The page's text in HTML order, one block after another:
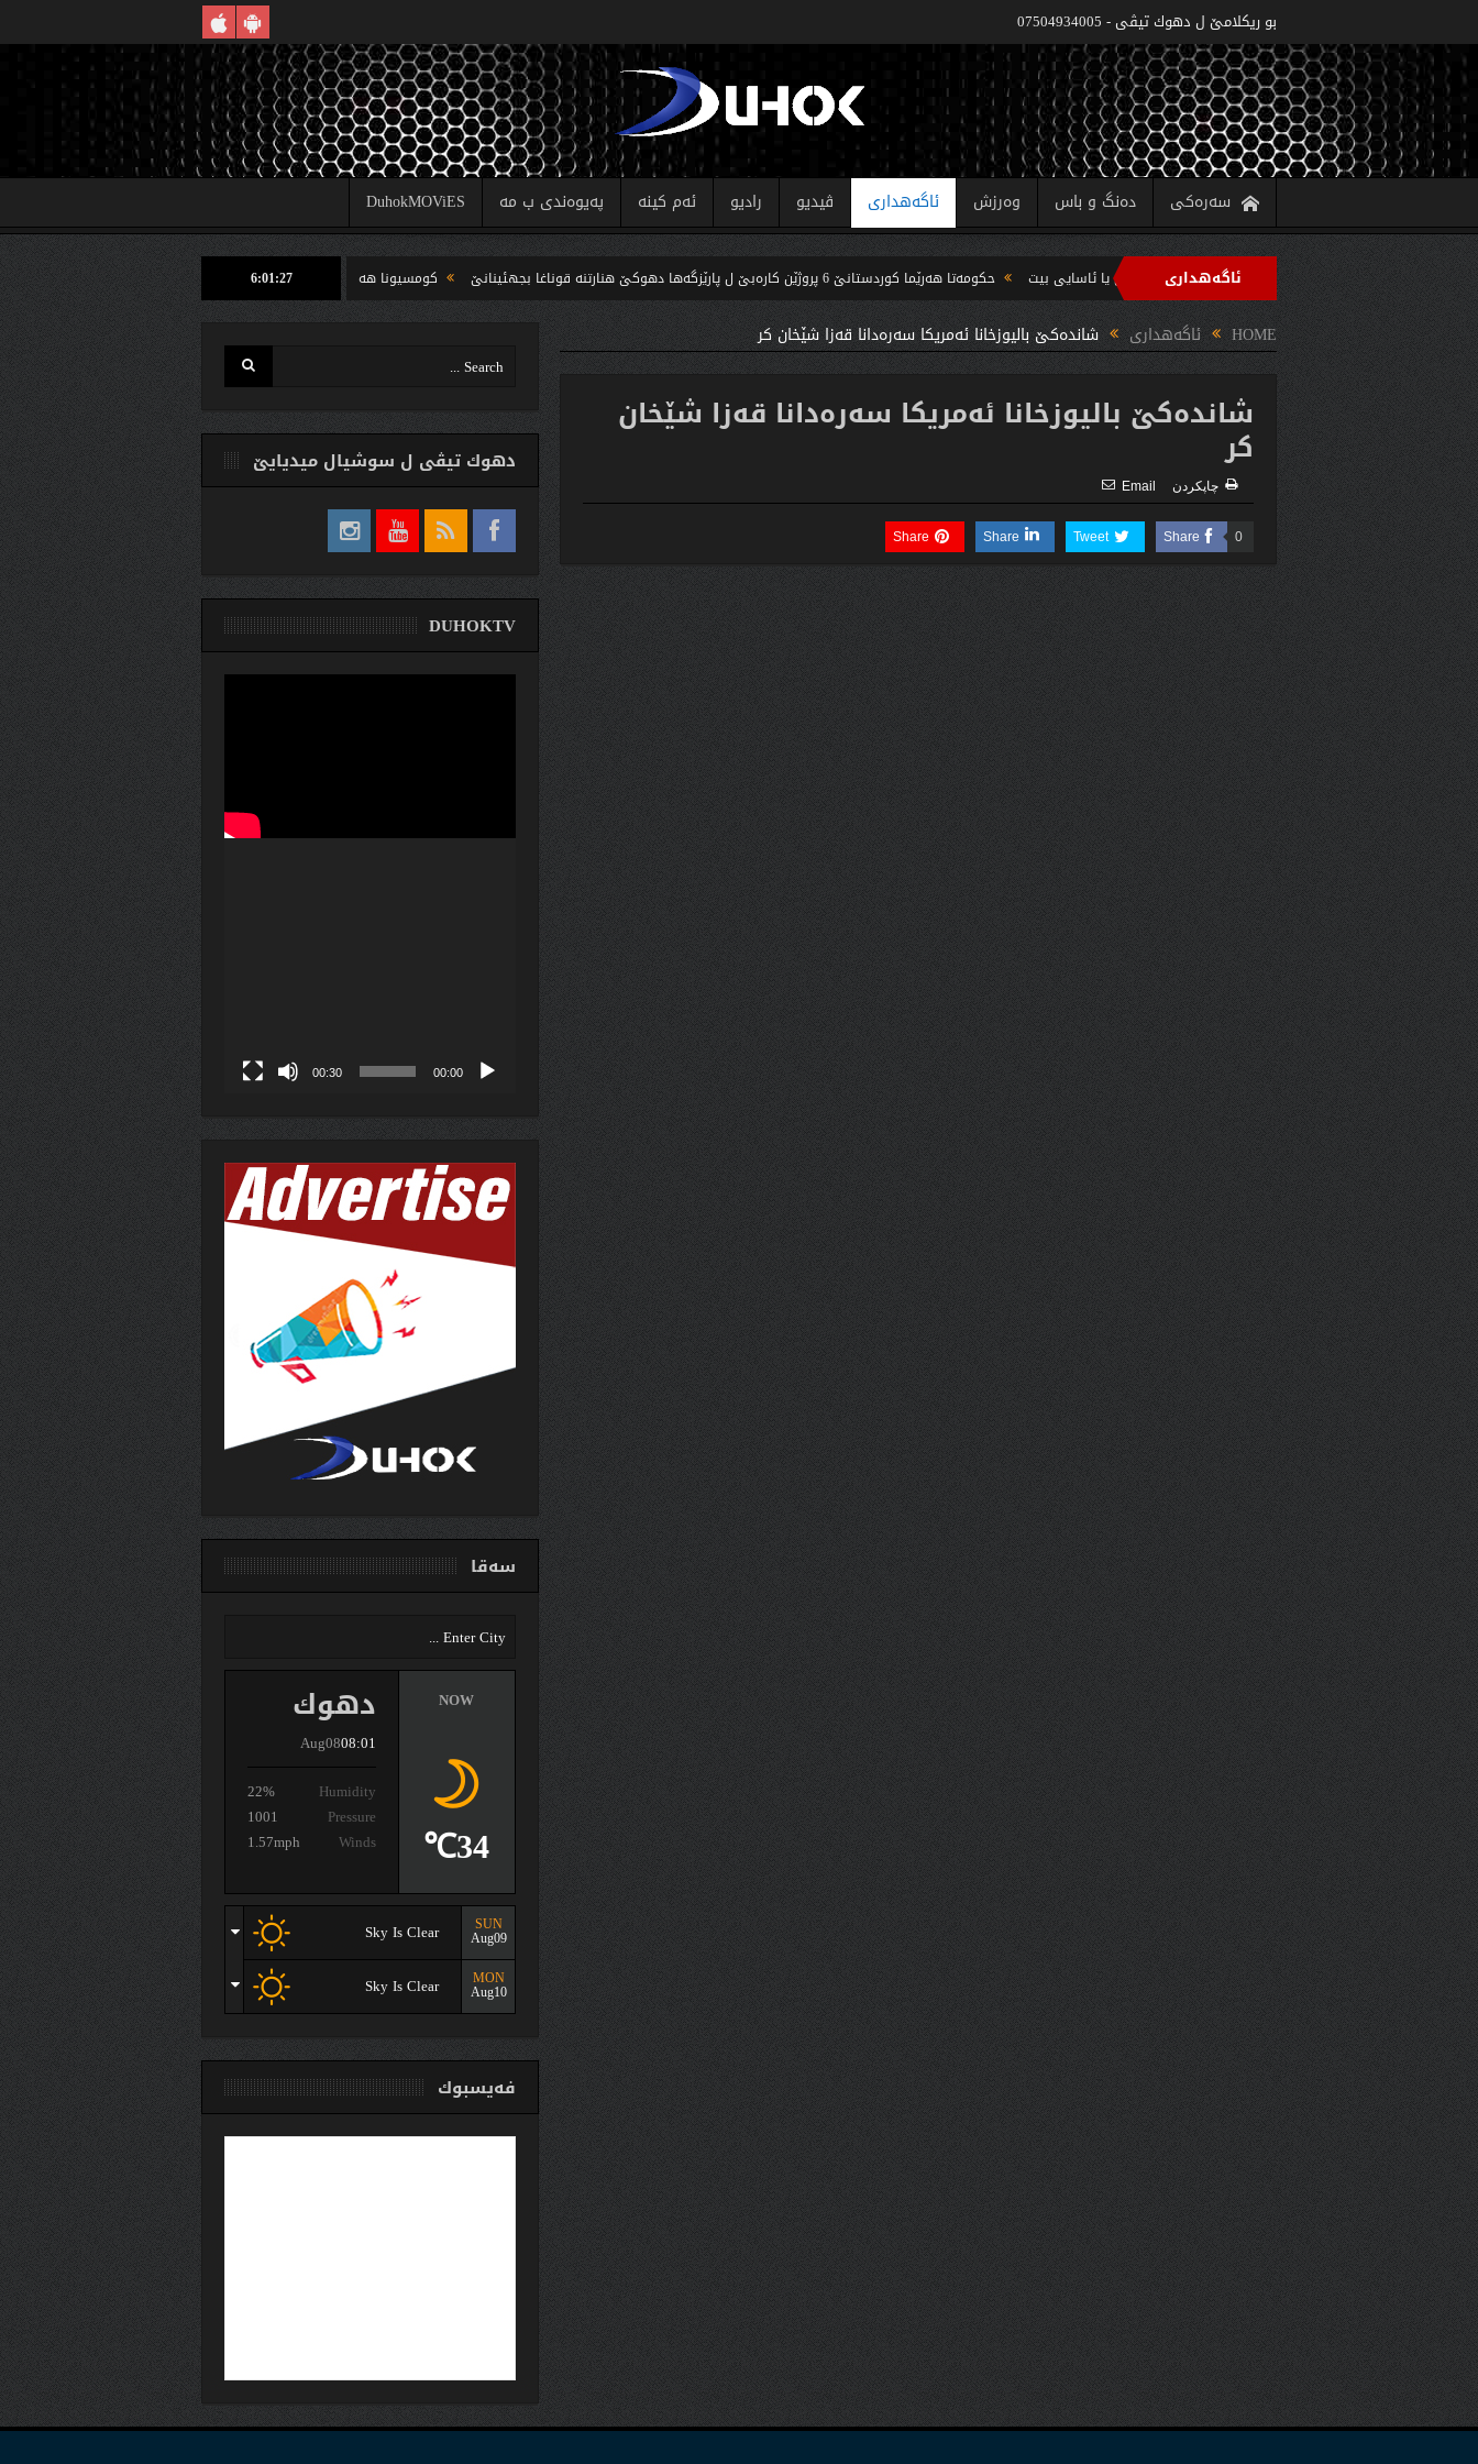
بو ريكلامێ ل دهوك تیڤی - 07504934005
سەرەکی دەنگ و باس وەرزش ئاگەهداری ڤیدیو رادیو ئەم کینە پەیوەندی ب مە DuhokMOViES
ئاگەهداریوه‌زاره‌تا په‌روه‌ردێ: ده‌واما سالا خواندنێ 2022/2021 دێ یا ئاسایى بیت حکومەتا هەرێما کوردستانێ 6 پروژێن کارەبێ ل پارێزگەها دهوکێ هنارتنه‌ قوناغا بجهئینانێ
كومسیونا هه‌لبژارتنان ل شێخان ب رێكا دهوك تیڤى داخوازێ ژ وه‌لاتییان دكه‌ت
ب سه‌رپه‌رشتیا مه‌سرور بارزانى جڤاتا وه‌زیران كومبوو و چه‌ندین بریار ده‌رئێخستن
6:01:28
HOME ئاگەهداری شانده‌كێ بالیوزخانا ئه‌مریكا سه‌ره‌دانا قه‌زا شێخان كر
شانده‌كێ بالیوزخانا ئه‌مریكا سه‌ره‌دانا قه‌زا شێخان
كر
چاپكردن Email
Share 0
Tweet
Share
Share
دهوك تیڤی ل سوشیال ميديایێ
DUHOKTV
00:00
00:30
سەقا
دهوك
Aug0808:01
Humidity
22%
Pressure
1001
Winds
1.57mph
NOW
34℃
SUN
Aug09
Sky Is Clear
MON
Aug10
Sky Is Clear
فەیسبوك